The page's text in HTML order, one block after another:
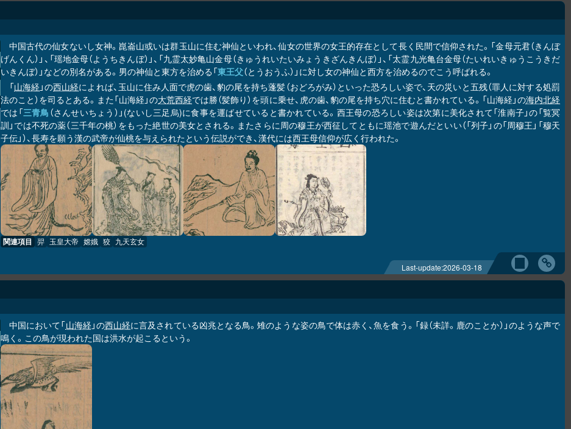
中国古代の仙女ないし女神。崑崙山或いは群玉山に住む神仙といわれ、仙女の世界の女王的存在として長く民間で信仰された。「金母元君（きんぼ
げんくん）」、「瑶地金母（ようちきんぼ）」、「九霊太妙亀山金母（きゅうれいたいみょうきざんきんぼ）」、「太霊九光亀台金母（たいれいきゅうこうきだ
いきんぼ）」などの別名がある。男の神仙と東方を治める「東王父（とうおうふ）」に対し女の神仙と西方を治めるのでこう呼ばれる。
「山海経 」の西山経によれば、玉山に住み人面で虎の歯、豹の尾を持ち蓬髪（おどろがみ）といった恐ろしい姿で、天の災いと五残（罪人に対する処罰
法のこと）を司るとある。また「山海経」の大荒西経では勝（髪飾り）を頭に乗せ、虎の歯、豹の尾を持ち穴に住むと書かれている。「山海経」の海内北経
では「三青鳥 （さんせいちょう）」(ないし三足烏)に食事を運ばせていると書かれている。西王母の恐ろしい姿は次第に美化されて「淮南子」の「覧冥
訓」では不死の薬（三千年の桃）をもった絶世の美女とされる。またさらに周の穆王が西征してともに瑶池で遊んだといい（「列子」の「周穆王」「穆天
子伝」）、長寿を願う漢の武帝が仙桃を与えられたという伝説ができ、漢代には西王母信仰が広く行われた。
関連項目 羿 玉皇大帝 嫦娥 狡 九天玄女
Last-update:2026-03-18
中国において「山海経 」の西山経に言及されている凶兆となる鳥。雉のような姿の鳥で体は赤く、魚を食う。「録（未詳。鹿のことか）」のような声で
鳴く。この鳥が現われた国は洪水が起こるという。